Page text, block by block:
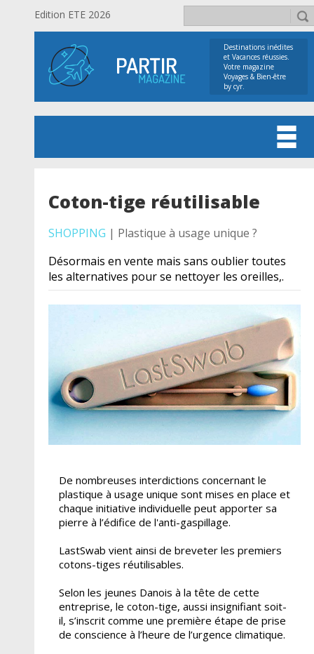
Edition ETE 2026
Destinations inédites
et Vacances réussies.
Votre magazine
Voyages & Bien-être
by cyr.
Coton-tige réutilisable
SHOPPING | Plastique à usage unique ?
Désormais en vente mais sans oublier toutes
les alternatives pour se nettoyer les oreilles,.
De nombreuses interdictions concernant le
plastique à usage unique sont mises en place et
chaque initiative individuelle peut apporter sa
pierre à l’édifice de l'anti-gaspillage.
LastSwab vient ainsi de breveter les premiers
cotons-tiges réutilisables.
Selon les jeunes Danois à la tête de cette
entreprise, le coton-tige, aussi insignifiant soit-
il, s’inscrit comme une première étape de prise
de conscience à l’heure de l’urgence climatique.